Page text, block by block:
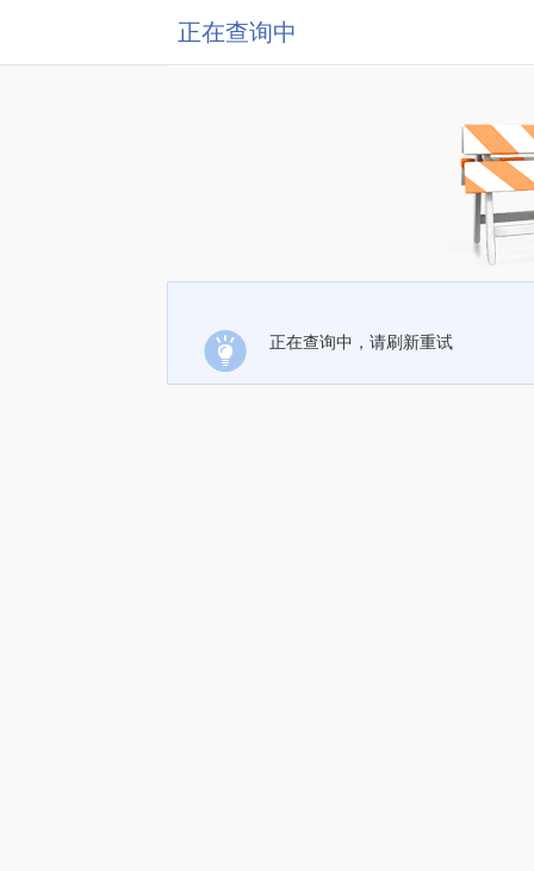
正在查询中
正在查询中，请刷新重试